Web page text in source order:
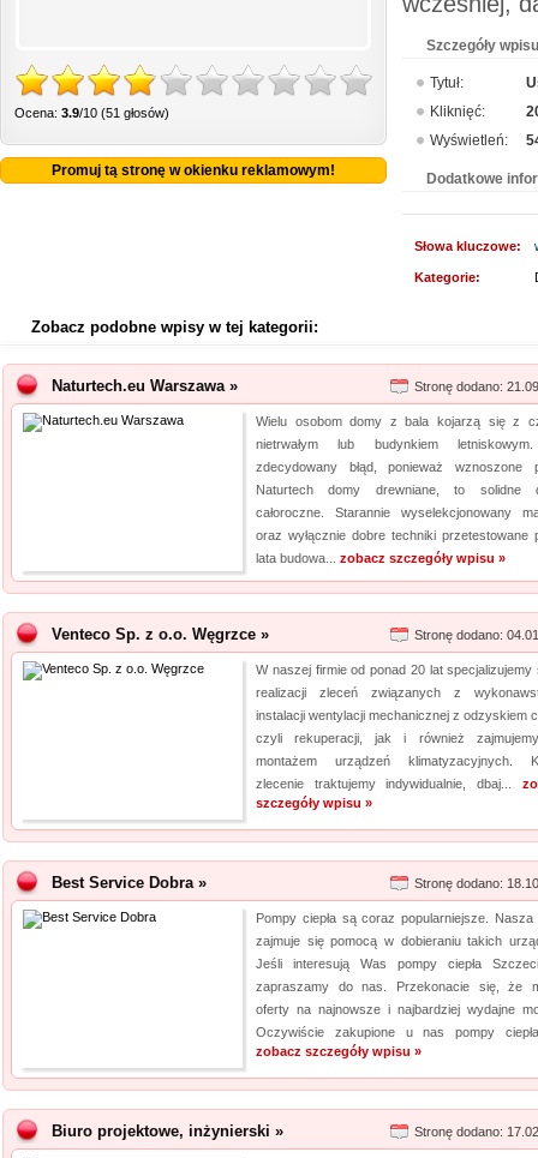
Ocena: 3.9/10 (51 głosów)
Promuj tą stronę w okienku reklamowym!
Szczegóły
Tytuł:
Kliknięć:
Wyświetleń:
Dodatkowe
Słowa kluczowe:
Kategorie:
Zobacz podobne wpisy w tej kategorii:
Naturtech.eu Warszawa » Stronę dodano:
Wielu osobom domy z bala kojarzą się z
nietrwałym lub budynkiem
zdecydowany błąd, ponieważ wznoszone
Naturtech domy drewniane, to solidne
całoroczne. Starannie wyselekcjonowany
oraz wyłącznie dobre techniki przetestowane
lata budowa... zobacz szczegóły wpisu »
Venteco Sp. z o.o. Węgrzce » Stronę dodano:
W naszej firmie od ponad 20 lat specjalizujemy
realizacji zleceń związanych z
instalacji wentylacji mechanicznej z odzyskiem
czyli rekuperacji, jak i również
montażem urządzeń klimatyzacyjnych.
zlecenie traktujemy indywidualnie, dbaj...
szczegóły wpisu »
Best Service Dobra » Stronę dodano:
Pompy ciepła są coraz popularniejsze. Nasza
zajmuje się pomocą w dobieraniu takich
Jeśli interesują Was pompy ciepła
zapraszamy do nas. Przekonacie się, że
oferty na najnowsze i najbardziej wydajne
Oczywiście zakupione u nas pompy
zobacz szczegóły wpisu »
Biuro projektowe, inżynierski » Stronę dodano: